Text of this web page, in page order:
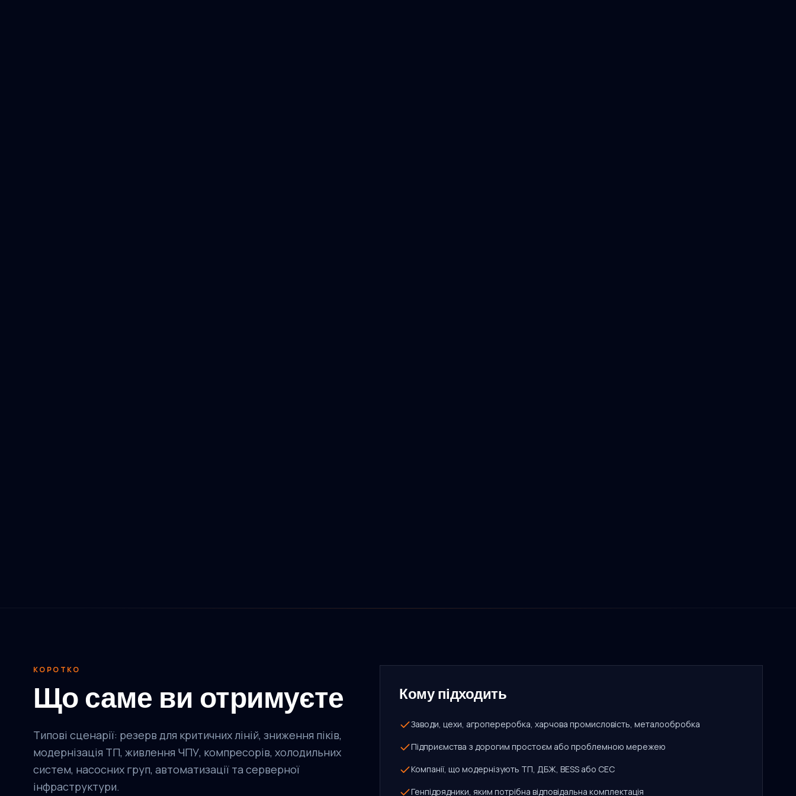
КОРОТКО
Що саме ви отримуєте
Типові сценарії: резерв для критичних ліній, зниження піків,
модернізація ТП, живлення ЧПУ, компресорів, холодильних
систем, насосних груп, автоматизації та серверної
інфраструктури.
Кому підходить
Заводи, цехи, агропереробка, харчова промисловість, металообробка
Підприємства з дорогим простоєм або проблемною мережею
Компанії, що модернізують ТП, ДБЖ, BESS або СЕС
Генпідрядники, яким потрібна відповідальна комплектація